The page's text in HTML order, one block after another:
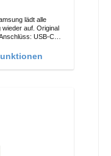
lädt alle
auf. Original
USB-C